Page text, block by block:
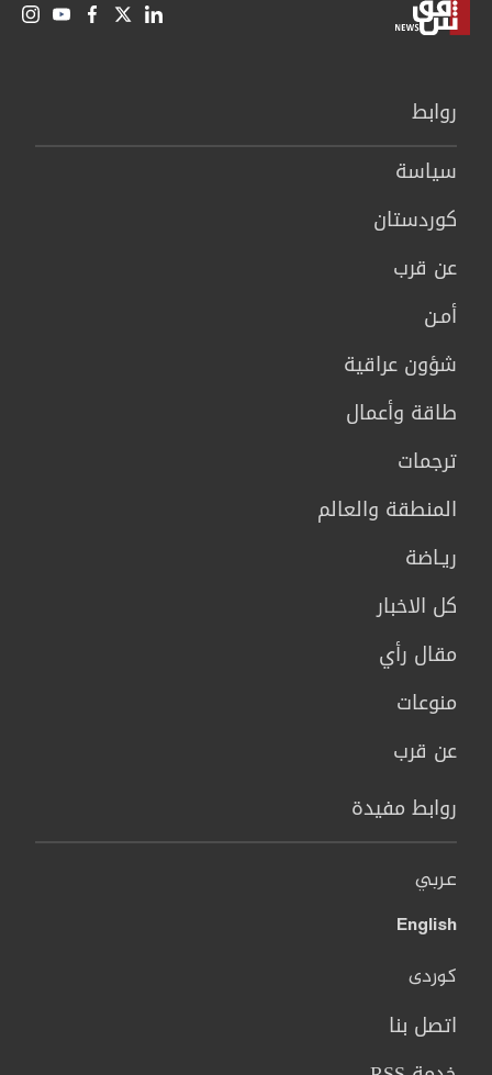
روابط
سیاسة
كوردستان
عن قرب
أمـن
شؤون عراقية
طاقة وأعمال
ترجمات
المنطقة والعالم
ريـاضة
كل الاخبار
مقال رأي
منوعات
عن قرب
روابط مفيدة
عربي
English
کوردی
اتصل بنا